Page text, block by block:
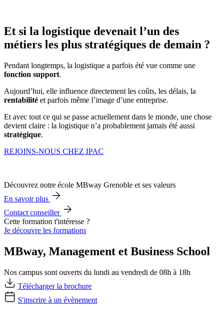
Et si la logistique devenait l’un des
métiers les plus stratégiques de demain ?
Pendant longtemps, la logistique a parfois été vue comme une
fonction support.
Aujourd’hui, elle influence directement les coûts, les délais, la
rentabilité et parfois même l’image d’une entreprise.
Et avec tout ce qui se passe actuellement dans le monde, une chose
devient claire : la logistique n’a probablement jamais été aussi
stratégique.
REJOINS-NOUS CHEZ IPAC
Découvrez notre école MBway Grenoble et ses valeurs
En savoir plus
Contact conseiller
Cette formation t'intéresse ?
Je découvre les formations
MBway, Management et Business School
Nos campus sont ouverts du lundi au vendredi de 08h à 18h
Télécharger la brochure
S'inscrire à un évènement